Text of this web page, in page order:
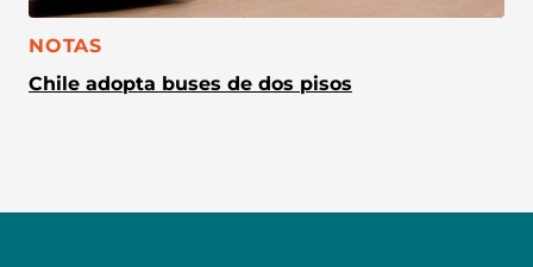
CATEGORÍA:
NOTAS
Chile adopta buses de dos pisos